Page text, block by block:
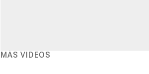
MÁS VIDEOS